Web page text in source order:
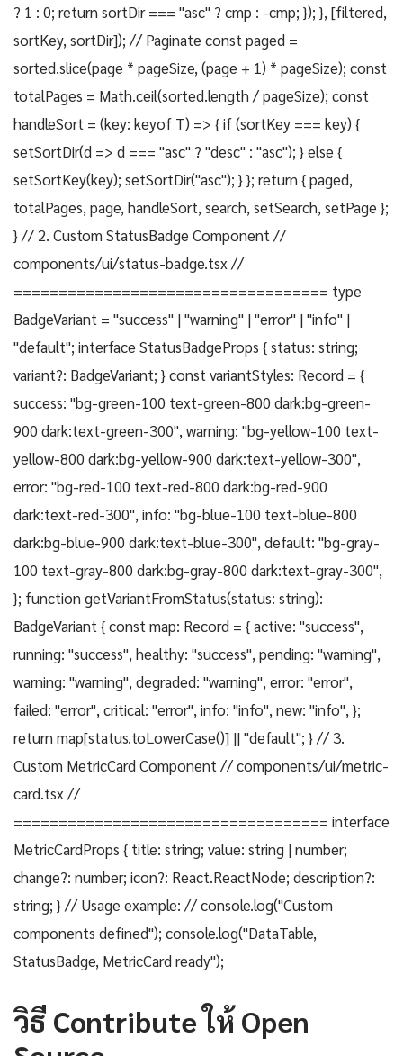
? 1 : 0; return sortDir === "asc" ? cmp : -cmp; }); }, [filtered,
sortKey, sortDir]); // Paginate const paged =
sorted.slice(page * pageSize, (page + 1) * pageSize); const
totalPages = Math.ceil(sorted.length / pageSize); const
handleSort = (key: keyof T) => { if (sortKey === key) {
setSortDir(d => d === "asc" ? "desc" : "asc"); } else {
setSortKey(key); setSortDir("asc"); } }; return { paged,
totalPages, page, handleSort, search, setSearch, setPage };
} // 2. Custom StatusBadge Component //
components/ui/status-badge.tsx //
=================================== type
BadgeVariant = "success" | "warning" | "error" | "info" |
"default"; interface StatusBadgeProps { status: string;
variant?: BadgeVariant; } const variantStyles: Record = {
success: "bg-green-100 text-green-800 dark:bg-green-
900 dark:text-green-300", warning: "bg-yellow-100 text-
yellow-800 dark:bg-yellow-900 dark:text-yellow-300",
error: "bg-red-100 text-red-800 dark:bg-red-900
dark:text-red-300", info: "bg-blue-100 text-blue-800
dark:bg-blue-900 dark:text-blue-300", default: "bg-gray-
100 text-gray-800 dark:bg-gray-800 dark:text-gray-300",
}; function getVariantFromStatus(status: string):
BadgeVariant { const map: Record = { active: "success",
running: "success", healthy: "success", pending: "warning",
warning: "warning", degraded: "warning", error: "error",
failed: "error", critical: "error", info: "info", new: "info", };
return map[status.toLowerCase()] || "default"; } // 3.
Custom MetricCard Component // components/ui/metric-
card.tsx //
=================================== interface
MetricCardProps { title: string; value: string | number;
change?: number; icon?: React.ReactNode; description?:
string; } // Usage example: //console.log("Custom
components defined"); console.log("DataTable,
StatusBadge, MetricCard ready");
วิธี Contribute ให้ Open